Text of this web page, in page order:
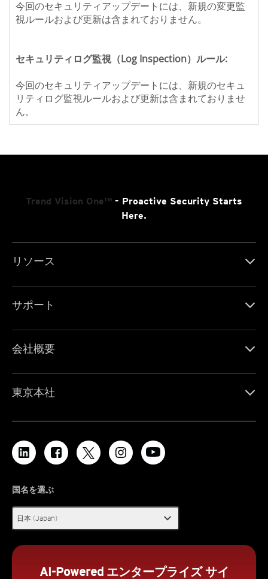
今回のセキュリティアップデートには、新規の変更監
視ルールおよび更新は含まれておりません。
セキュリティログ監視（Log Inspection）ルール:
今回のセキュリティアップデートには、新規のセキュ
リティログ監視ルールおよび更新は含まれておりませ
ん。
Trend Vision One™ - Proactive Security Starts
Here.
リソース
サポート
会社概要
東京本社
国名を選ぶ
日本 (Japan) expand_more
AI-Powered エンタープライズ サイ